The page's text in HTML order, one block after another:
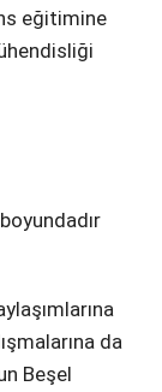
eğitimine
da
Beşel